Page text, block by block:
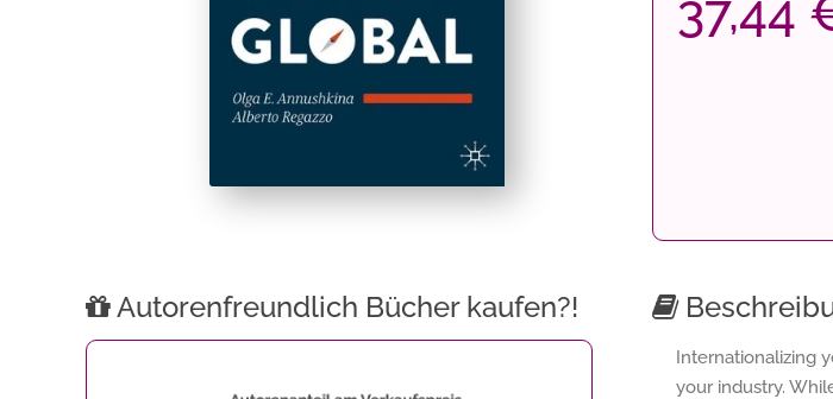
37,44
Autorenfreundlich Bücher kaufen?!
Internationalizing
your industry.